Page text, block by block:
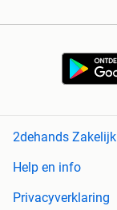
2dehands Zakelijk
Help en info
Privacyverklaring